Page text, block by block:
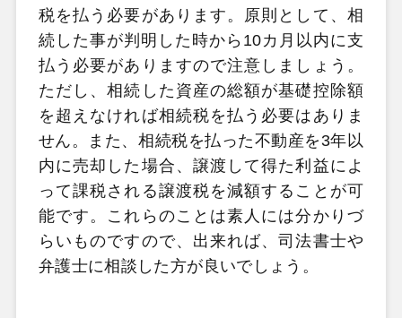
税を払う必要があります。原則として、相
続した事が判明した時から10カ月以内に支
払う必要がありますので注意しましょう。
ただし、相続した資産の総額が基礎控除額
を超えなければ相続税を払う必要はありま
せん。また、相続税を払った不動産を3年以
内に売却した場合、譲渡して得た利益によ
って課税される譲渡税を減額することが可
能です。これらのことは素人には分かりづ
らいものですので、出来れば、司法書士や
弁護士に相談した方が良いでしょう。